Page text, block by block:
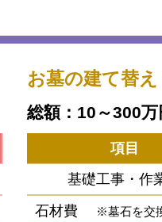
お墓の建て替え
総額：10～300万
項目
基礎工事・作
石材費
※墓石を交